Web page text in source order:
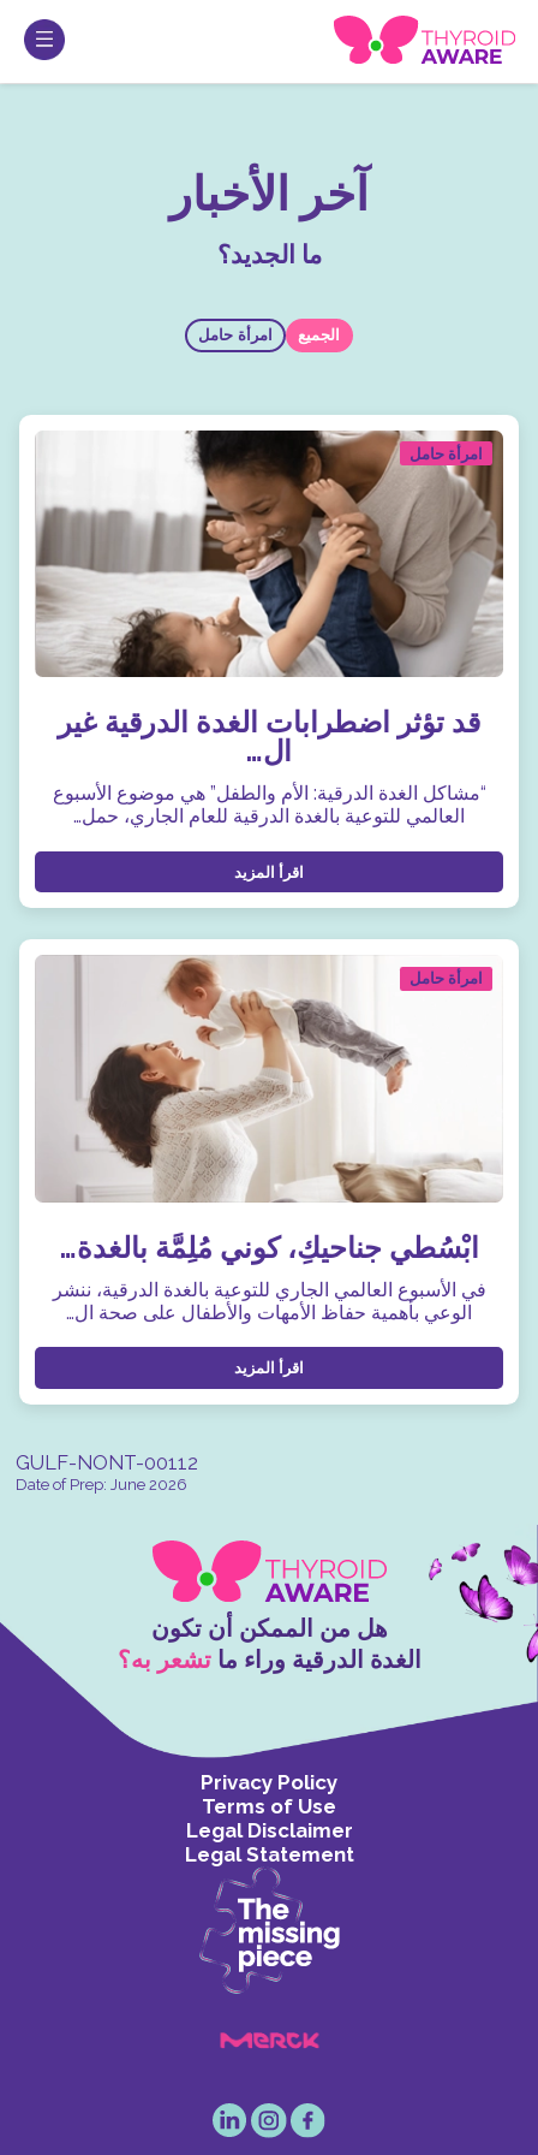
آخر الأخبار
ما الجديد؟
الجميع امرأة حامل
امرأة حامل
قد تؤثر اضطرابات الغدة الدرقية غير
ال…
“مشاكل الغدة الدرقية: الأم والطفل” هي موضوع الأسبوع
العالمي للتوعية بالغدة الدرقية للعام الجاري، حمل…
اقرأ المزيد
امرأة حامل
ابْسُطي جناحيكِ، كوني مُلِمَّة بالغدة…
في الأسبوع العالمي الجاري للتوعية بالغدة الدرقية، ننشر
الوعي بأهمية حفاظ الأمهات والأطفال على صحة ال…
اقرأ المزيد
GULF-NONT-00112
Date of Prep: June 2026
هل من الممكن أن تكون
الغدة الدرقية وراء ما تشعر به؟
Privacy Policy
Terms of Use
Legal Disclaimer
Legal Statement